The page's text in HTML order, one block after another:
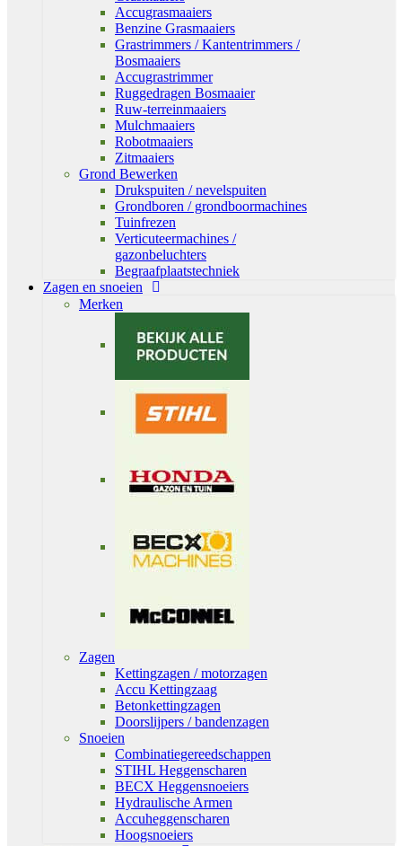
Accugrasmaaiers
Benzine Grasmaaiers
Grastrimmers / Kantentrimmers /
Bosmaaiers
Accugrastrimmer
Ruggedragen Bosmaaier
Ruw-terreinmaaiers
Mulchmaaiers
Robotmaaiers
Zitmaaiers
Grond Bewerken
Drukspuiten / nevelspuiten
Grondboren / grondboormachines
Tuinfrezen
Verticuteermachines /
gazonbeluchters
Begraafplaatstechniek
Zagen en snoeien
Merken
Zagen
Kettingzagen / motorzagen
Accu Kettingzaag
Betonkettingzagen
Doorslijpers / bandenzagen
Snoeien
Combinatiegereedschappen
STIHL Heggenscharen
BECX Heggensnoeiers
Hydraulische Armen
Accuheggenscharen
Hoogsnoeiers